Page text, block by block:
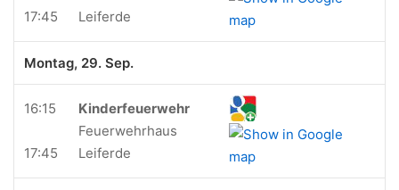
17:45
Leiferde
Montag, 29. Sep.
16:15
17:45
Kinderfeuerwehr
Feuerwehrhaus
Leiferde